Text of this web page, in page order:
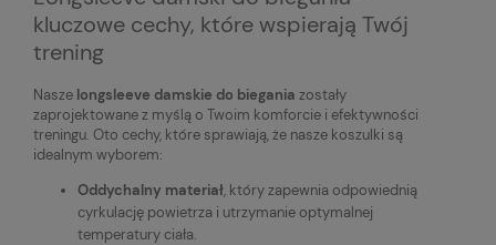
kluczowe cechy, które wspierają Twój
trening
Nasze longsleeve damskie do biegania zostały
zaprojektowane z myślą o Twoim komforcie i efektywności
treningu. Oto cechy, które sprawiają, że nasze koszulki są
idealnym wyborem:
Oddychalny materiał, który zapewnia odpowiednią
cyrkulację powietrza i utrzymanie optymalnej
temperatury ciała.